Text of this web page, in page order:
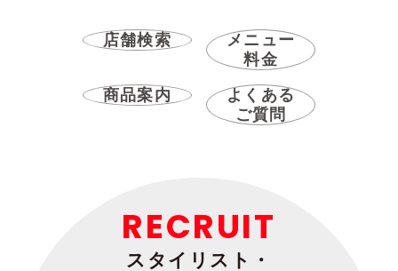
店舗検索
メニュー
料金
商品案内
よくある
ご質問
RECRUIT
スタイリスト・